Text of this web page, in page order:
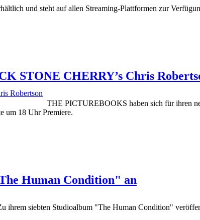
und steht auf allen Streaming-Plattformen zur
STONE CHERRY’s Chris
THE PICTUREBOOKS haben sich für ihren
um 18 Uhr Premiere.
Human Condition" an
ihrem siebten Studioalbum "The Human Condition"